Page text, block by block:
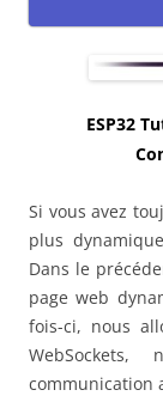
ESP32
Si vous avez
plus
Dans le
page web
fois-ci, nous
communication